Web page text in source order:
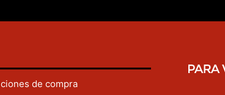
de compra